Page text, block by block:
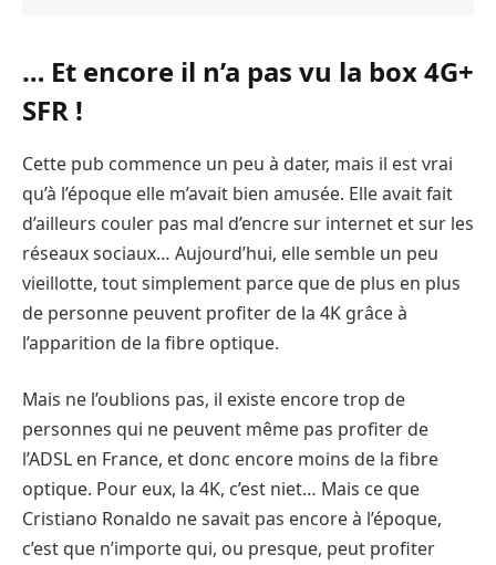
… Et encore il n’a pas vu la box 4G+
SFR !
Cette pub commence un peu à dater, mais il est vrai
qu’à l’époque elle m’avait bien amusée. Elle avait fait
d’ailleurs couler pas mal d’encre sur internet et sur les
réseaux sociaux… Aujourd’hui, elle semble un peu
vieillotte, tout simplement parce que de plus en plus
de personne peuvent profiter de la 4K grâce à
l’apparition de la fibre optique.
Mais ne l’oublions pas, il existe encore trop de
personnes qui ne peuvent même pas profiter de
l’ADSL en France, et donc encore moins de la fibre
optique. Pour eux, la 4K, c’est niet… Mais ce que
Cristiano Ronaldo ne savait pas encore à l’époque,
c’est que n’importe qui, ou presque, peut profiter